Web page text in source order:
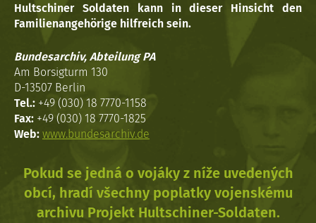
Hultschiner Soldaten kann in dieser Hinsicht den
Familienangehörige hilfreich sein.
Bundesarchiv, Abteilung PA
Am Borsigturm 130
D-13507 Berlin
Tel.: +49 (030) 18 7770-1158
Fax: +49 (030) 18 7770-1825
Web: www.bundesarchiv.de
Pokud se jedná o vojáky z níže uvedených
obcí, hradí všechny poplatky vojenskému
archivu Projekt Hultschiner-Soldaten.